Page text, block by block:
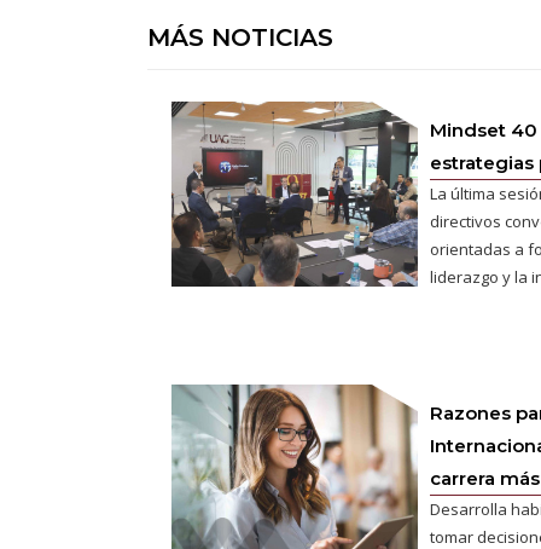
MÁS NOTICIAS
Mindset 40
estrategias
La última
directivos
orientadas a
liderazgo y la
Razones
carrera
Desarrolla
tomar